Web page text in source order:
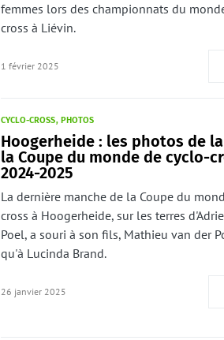
femmes lors des championnats du
cross à Liévin.
1 février 2025
CYCLO-CROSS PHOTOS
Hoogerheide : les photos de
la Coupe du monde de cyclo-
2024-2025
La dernière manche de la Coupe du
cross à Hoogerheide, sur les terres
Poel, a souri à son fils, Mathieu van der
qu'à Lucinda Brand.
26 janvier 2025